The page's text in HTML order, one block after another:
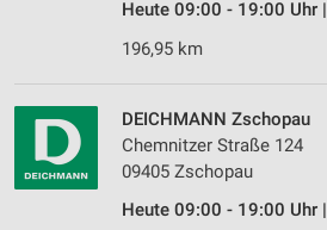
Heute 09:00 - 19:00 Uhr |
196,95 km
DEICHMANN Zschopau
Chemnitzer Straße 124
09405 Zschopau
Heute 09:00 - 19:00 Uhr |
Nicht-IAB-Verarbeitungszwecke:
Notwendig
Performance